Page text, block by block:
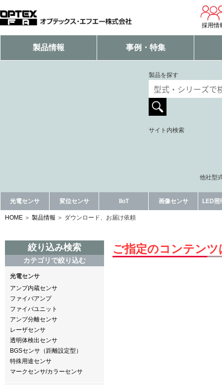
採用情
製品情報 事例・特集
製品を探す
サイト内検索
他社型
光電センサ 変位センサ IIoT 画像センサ LED照
HOME 製品情報 ダウンロード、お届け依頼
絞り込み検索
カテゴリで絞り込む
光電センサ
アンプ内蔵センサ
ファイバアンプ
ファイバユニット
アンプ分離センサ
レーザセンサ
透明体検出センサ
BGSセンサ（距離設定型）
特殊用途センサ
マークセンサ/カラーセンサ
ご指定のコンテン